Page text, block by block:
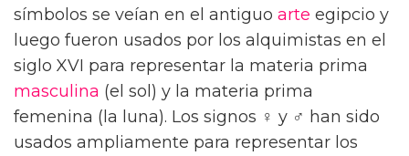
símbolos se veían en el antiguo arte egipcio y
luego fueron usados por los alquimistas en el
siglo XVI para representar la materia prima
masculina (el sol) y la materia prima
femenina (la luna). Los signos ♀ y ♂ han sido
usados ampliamente para representar los